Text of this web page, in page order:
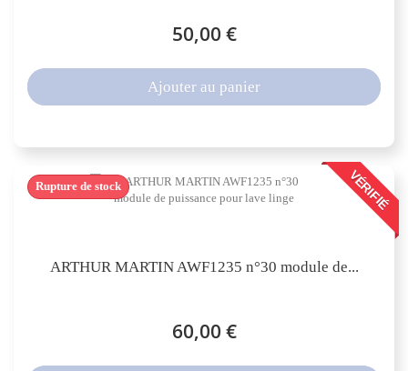
50,00 €
Ajouter au panier
VÉRIFIÉ
ARTHUR MARTIN AWF1235 n°30 module de...
60,00 €
Rupture de stock